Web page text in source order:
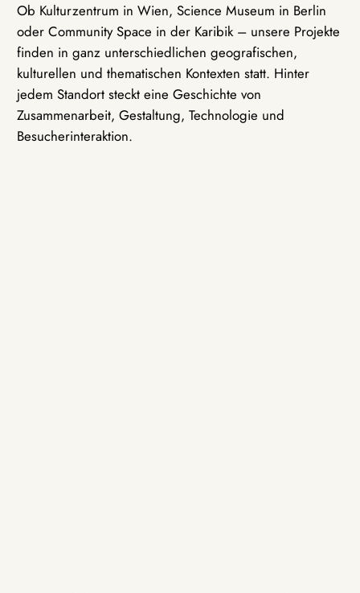
Ob Kulturzentrum in Wien, Science Museum in Berlin
oder Community Space in der Karibik – unsere Projekte
finden in ganz unterschiedlichen geografischen,
kulturellen und thematischen Kontexten statt. Hinter
jedem Standort steckt eine Geschichte von
Zusammenarbeit, Gestaltung, Technologie und
Besucherinteraktion.